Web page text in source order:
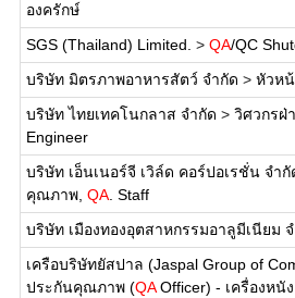
องครักษ์
SGS (Thailand) Limited. > QA/QC
บริษัท มิตรภาพอาหารสัตว์ จำกัด > หัวห
บริษัท ไทยเทคโนกลาส จำกัด > วิศวกรฝ่
Engineer
บริษัท เอ็นเนอร์จี เวิล์ด คอร์ปอเรชั่น จำกั
คุณภาพ, QA. Staff
บริษัท เมืองทองอุตสาหกรรมอาลูมีเนียม
เครือบริษัทยัสปาล (Jaspal Group of
ประกันคุณภาพ (QAOfficer) - เครื่องหนัง